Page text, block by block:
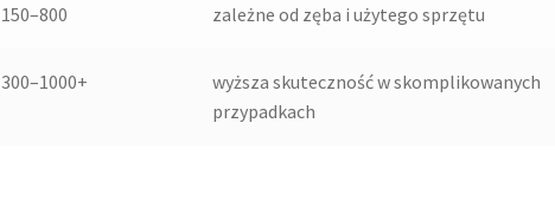
150–800 zależne od zęba i użytego sprzętu
300–1000+
wyższa skuteczność w skomplikowanych
przypadkach